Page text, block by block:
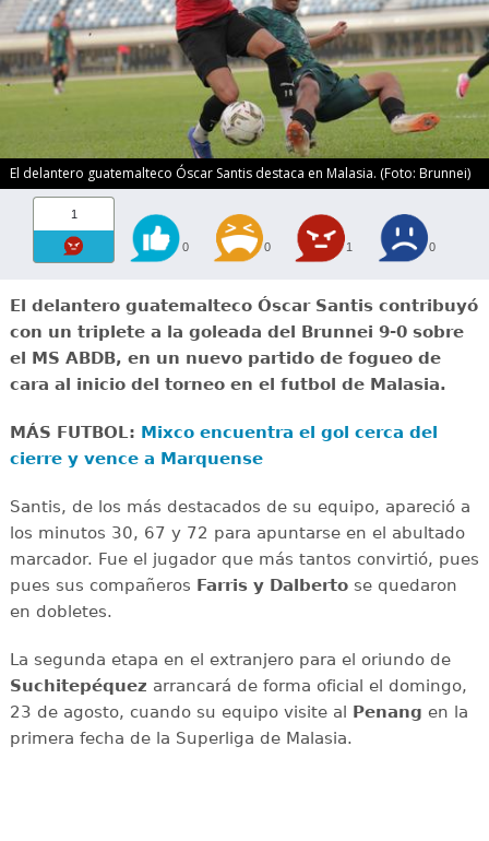
El delantero guatemalteco Óscar Santis destaca en Malasia. (Foto: Brunnei)
1
0 0 1 0
El delantero guatemalteco Óscar Santis contribuyó
con un triplete a la goleada del Brunnei 9-0 sobre
el MS ABDB, en un nuevo partido de fogueo de
cara al inicio del torneo en el futbol de Malasia.
MÁS FUTBOL: Mixco encuentra el gol cerca del
cierre y vence a Marquense
Santis, de los más destacados de su equipo, apareció a
los minutos 30, 67 y 72 para apuntarse en el abultado
marcador. Fue el jugador que más tantos convirtió, pues
pues sus compañeros Farris y Dalbertose quedaron
en dobletes.
La segunda etapa en el extranjero para el oriundo de
Suchitepéquez arrancará de forma oficial el domingo,
23 de agosto, cuando su equipo visite al Penang en la
primera fecha de la Superliga de Malasia.